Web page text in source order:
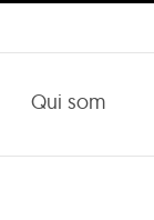
Qui som